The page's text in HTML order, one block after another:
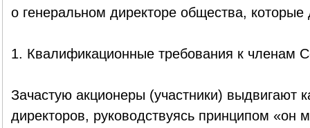
о генеральном директоре общества,
1. Квалификационные требования к членам
Зачастую акционеры (участники) выдвигают
директоров, руководствуясь принципом «он